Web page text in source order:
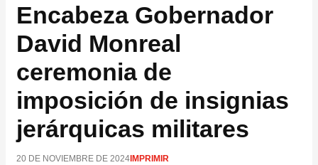
Encabeza Gobernador
David Monreal
ceremonia de
imposición de insignias
jerárquicas militares
20 DE NOVIEMBRE DE 2024IMPRIMIR